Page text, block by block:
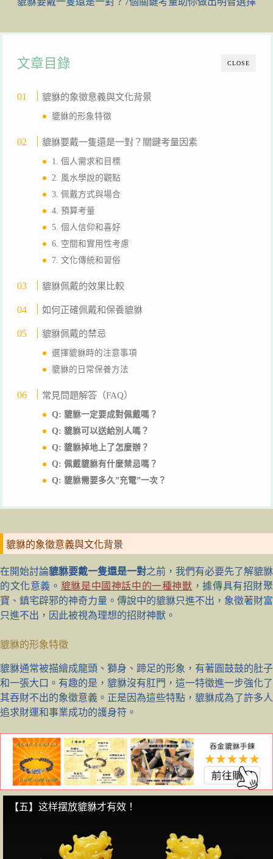
CLOSE
文章目錄
貔貅的象徵意義與文化背景
貔貅的形象特徵
貔貅要戴一隻還是一對？關鍵考量因素
1. 個人需求和目標
2. 風水學說的觀點
3. 佩戴方式與場合
4. 預算考量
5. 個人信仰和喜好
6. 空間和實用性考慮
7. 文化傳統和習俗
貔貅佩戴的效果比較
如何正確佩戴和保養貔貅
貔貅佩戴的禁忌
選擇貔貅時的注意事項
貔貅的日常保養方法
常見問題解答（FAQ）
Q: 貔貅一定要成對佩戴嗎？
Q: 貔貅可以送給別人嗎？
Q: 貔貅掉地上了怎麼辦？
Q: 佩戴貔貅有什麼禁忌嗎？
Q: 貔貅需要多久”充電”一次？
貔貅的象徵意義與文化背景
在開始討論貔貅要戴一隻還是一對之前，我們有必要先了解貔貅
的文化意義。 貔貅是中國神話中的一種神獸 ，據傳具有招財聚
寶、鎮宅辟邪的神奇力量。傳說中的貔貅只進不出，象徵著財富
只進不出，因此被視為理想的招財神獸。
貔貅的形象特徵
貔貅通常被描繪成龍頭、獅身、蹄足的形象，有著圓鼓鼓的肚子
和一張大口。有趣的是，貔貅沒有肛門，這一特徵進一步強化了
其吞財不出的象徵意義。正是因為這些特點，貔貅成為了許多人
追求財運和事業成功的護身符。
【五】这样摆放貔貅才有效！